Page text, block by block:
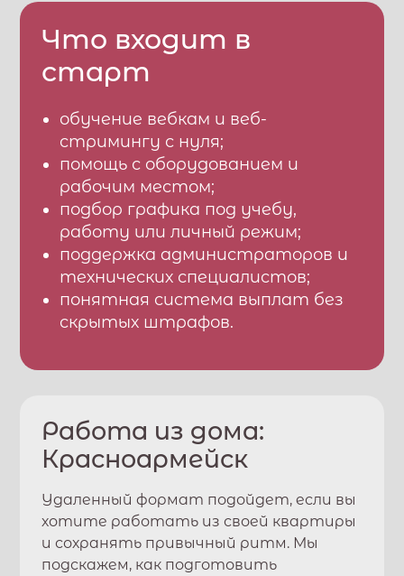
Что входит в
старт
обучение вебкам и веб-
стримингу с нуля;
помощь с оборудованием и
рабочим местом;
подбор графика под учебу,
работу или личный режим;
поддержка администраторов и
технических специалистов;
понятная система выплат без
скрытых штрафов.
Работа из дома:
Красноармейск
Удаленный формат подойдет, если вы
хотите работать из своей квартиры
и сохранять привычный ритм. Мы
подскажем, как подготовить